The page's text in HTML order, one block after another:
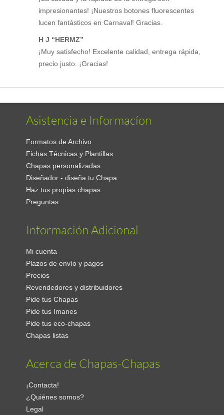
impresionantes! ¡Nuestros botones fluorescentes
lucen fantásticos en Carnaval! Gracias.
H J “HERMZ”
¡Muy satisfecho! Excelente calidad, entrega rápida,
precio justo. ¡Gracias!
Asistencia e Informacíon
Formatos de Archivo
Fichas Técnicas y Plantillas
Chapas personalizadas
Diseñador - diseña tu Chapa
Haz tus propias chapas
Preguntas
Información Adicional
Mi cuenta
Plazos de envío y pagos
Precios
Revendedores y distribuidores
Pide tus Chapas
Pide tus Imanes
Pide tus eco-chapas
Chapas listas
Acerca de Chapas-Chapas
¡Contacta!
¿Quiénes somos?
Legal